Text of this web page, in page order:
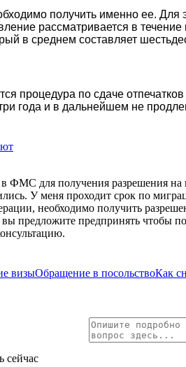
получить именно ее. Для
рассматривается в
в среднем составляет
процедура по сдаче
года и в дальнейшем не
в ФМС для получения разрешения
У меня проходит срок по
необходимо получить
предложите предпринять чтобы
визыОбращение в посольствоКак
сейчас